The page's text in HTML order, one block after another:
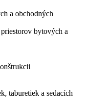
a obchodných
bytových a
taburetiek a sedacích